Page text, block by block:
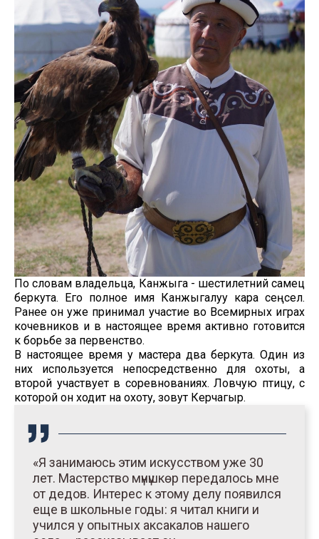
По словам владельца, Канжыга - шестилетний самец
беркута. Его полное имя Канжыгалуу кара сеңсел.
Ранее он уже принимал участие во Всемирных играх
кочевников и в настоящее время активно готовится
к борьбе за первенство.
В настоящее время у мастера два беркута. Один из
них используется непосредственно для охоты, а
второй участвует в соревнованиях. Ловчую птицу, с
которой он ходит на охоту, зовут Керчагыр.
«Я занимаюсь этим искусством уже 30
лет. Мастерство мүнүшкөр передалось мне
от дедов. Интерес к этому делу появился
еще в школьные годы: я читал книги и
учился у опытных аксакалов нашего